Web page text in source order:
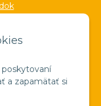
a zapamätať si